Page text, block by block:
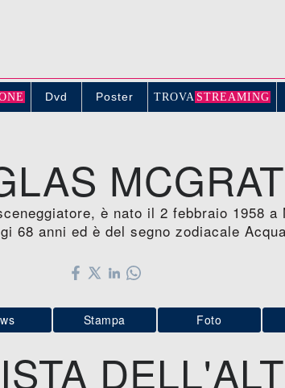
Dvd Poster TROVA STREAMING
è nato il 2 febbraio 1958
68 anni ed è del segno zodiacale
Stampa Foto